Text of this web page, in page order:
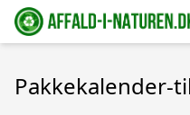
Pakkekalender-